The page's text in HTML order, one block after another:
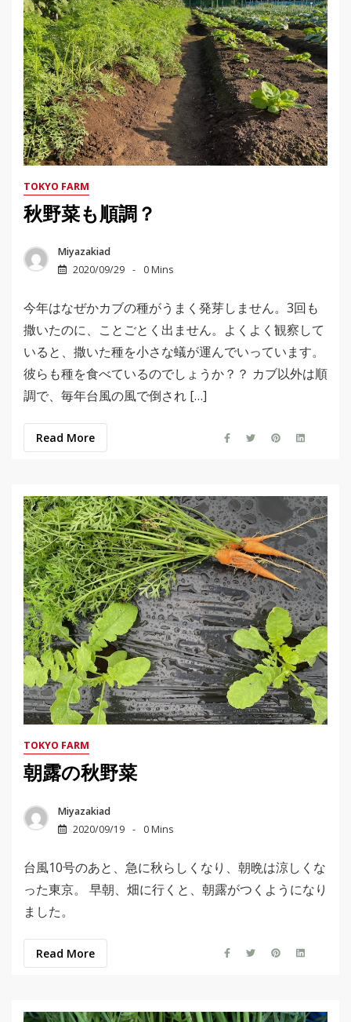
TOKYO FARM
秋野菜も順調？
Miyazakiad
2020/09/29
0 Mins
今年はなぜかカブの種がうまく発芽しません。3回も
撒いたのに、ことごとく出ません。よくよく観察して
いると、撒いた種を小さな蟻が運んでいっています。
彼らも種を食べているのでしょうか？？ カブ以外は順
調で、毎年台風の風で倒され […]
Read More
TOKYO FARM
朝露の秋野菜
Miyazakiad
2020/09/19
0 Mins
台風10号のあと、急に秋らしくなり、朝晩は涼しくな
った東京。 早朝、畑に行くと、朝露がつくようになり
ました。
Read More